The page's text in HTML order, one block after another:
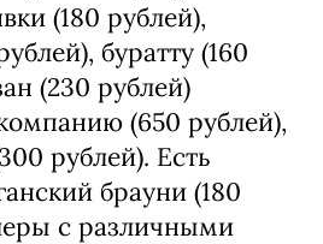
(180 рублей),
буратту (160
(230 рублей)
(650 рублей),
рублей). Есть
брауни (180
с различными